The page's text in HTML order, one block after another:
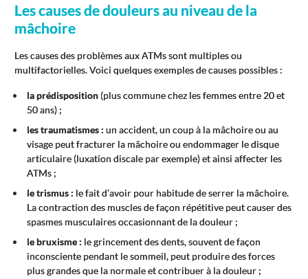
Les causes de douleurs au niveau de la
mâchoire
Les causes des problèmes aux ATMs sont multiples ou
multifactorielles. Voici quelques exemples de causes possibles :
la prédisposition(plus commune chez les femmes entre 20 et
50 ans) ;
les traumatismes : un accident, un coup à la mâchoire ou au
visage peut fracturer la mâchoire ou endommager le disque
articulaire (luxation discale par exemple) et ainsi affecter les
ATMs ;
le trismus : le fait d’avoir pour habitude de serrer la mâchoire.
La contraction des muscles de façon répétitive peut causer des
spasmes musculaires occasionnant de la douleur ;
le bruxisme : le grincement des dents, souvent de façon
inconsciente pendant le sommeil, peut produire des forces
plus grandes que la normale et contribuer à la douleur ;